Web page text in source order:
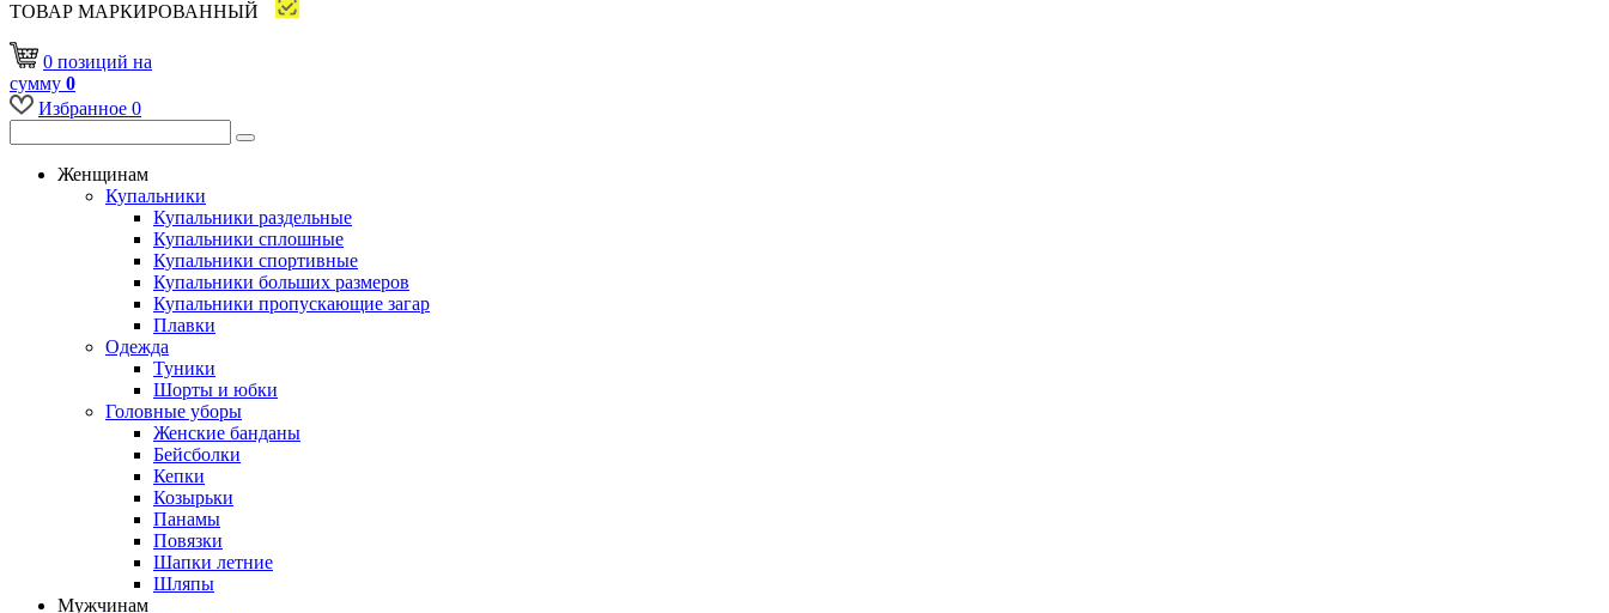
ТОВАР МАРКИРОВАННЫЙ
0 позиций на
сумму 0
Избранное 0
Женщинам
Купальники
Купальники раздельные
Купальники сплошные
Купальники спортивные
Купальники больших размеров
Купальники пропускающие загар
Плавки
Одежда
Туники
Шорты и юбки
Головные уборы
Женские банданы
Бейсболки
Кепки
Козырьки
Панамы
Повязки
Шапки летние
Шляпы
Мужчинам